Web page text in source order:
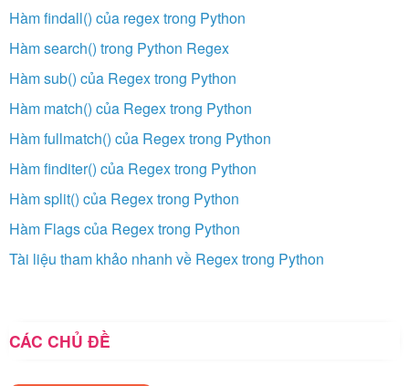
Hàm findall() của regex trong Python
Hàm search() trong Python Regex
Hàm sub() của Regex trong Python
Hàm match() của Regex trong Python
Hàm fullmatch() của Regex trong Python
Hàm finditer() của Regex trong Python
Hàm split() của Regex trong Python
Hàm Flags của Regex trong Python
Tài liệu tham khảo nhanh về Regex trong Python
CÁC CHỦ ĐỀ